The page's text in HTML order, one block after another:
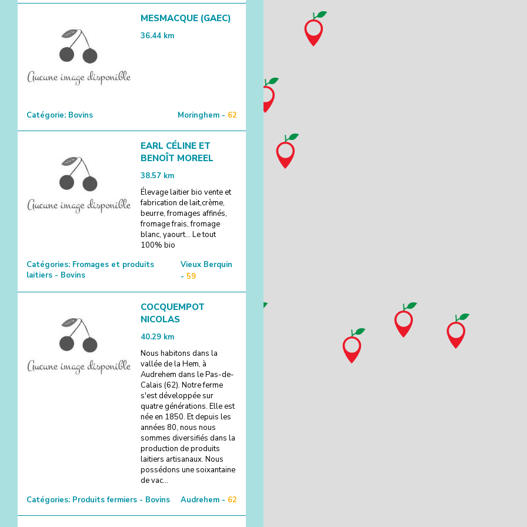
MESMACQUE (GAEC)
36.44 km
Catégorie: Bovins Moringhem - 62
EARL CÉLINE ET
BENOÎT MOREEL
38.57 km
Élevage laitier bio vente et
fabrication de lait,crème,
beurre, fromages affinés,
fromage frais, fromage
blanc, yaourt... Le tout
100% bio
Catégories: Fromages et produits
laitiers - Bovins
Vieux Berquin
- 59
COCQUEMPOT
NICOLAS
40.29 km
Nous habitons dans la
vallée de la Hem, à
Audrehem dans le Pas-de-
Calais (62). Notre ferme
s'est développée sur
quatre générations. Elle est
née en 1850. Et depuis les
années 80, nous nous
sommes diversifiés dans la
production de produits
laitiers artisanaux. Nous
possédons une soixantaine
de vac...
Catégories: Produits fermiers - Bovins Audrehem - 62
2